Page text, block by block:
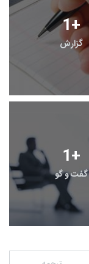
1+
گزارش
1+
گفت و گو